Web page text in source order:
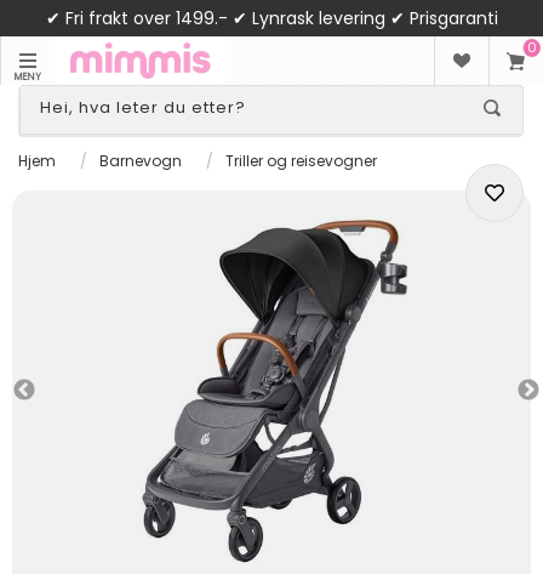
✔ Fri frakt over 1499.- ✔ Lynrask levering ✔ Prisgaranti
MENY
0
Hjem / Barnevogn / Triller og reisevogner